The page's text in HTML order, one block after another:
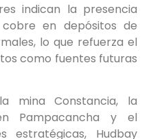
indican la presencia
en depósitos de
lo que refuerza el
como fuentes futuras
mina Constancia, la
Pampacancha y el
estratégicas, Hudbay